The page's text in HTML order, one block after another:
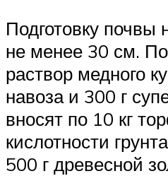
Подготовку почвы
не менее 30 см.
раствор медного
навоза и 300 г
вносят по 10 кг
кислотности
500 г древесной